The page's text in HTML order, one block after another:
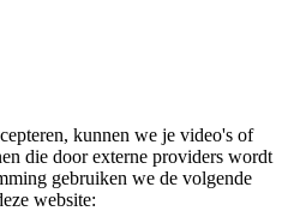
kunnen we je video's of
die door externe providers wordt
gebruiken we de volgende
website: